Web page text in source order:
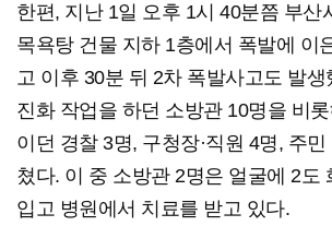
한편, 지난 1일 오후 1시 40분쯤 부산
목욕탕 건물 지하 1층에서 폭발에 이
고 이후 30분 뒤 2차 폭발사고도 발생
진화 작업을 하던 소방관 10명을 비
이던 경찰 3명, 구청장·직원 4명, 주
쳤다. 이 중 소방관 2명은 얼굴에 2도
입고 병원에서 치료를 받고 있다.